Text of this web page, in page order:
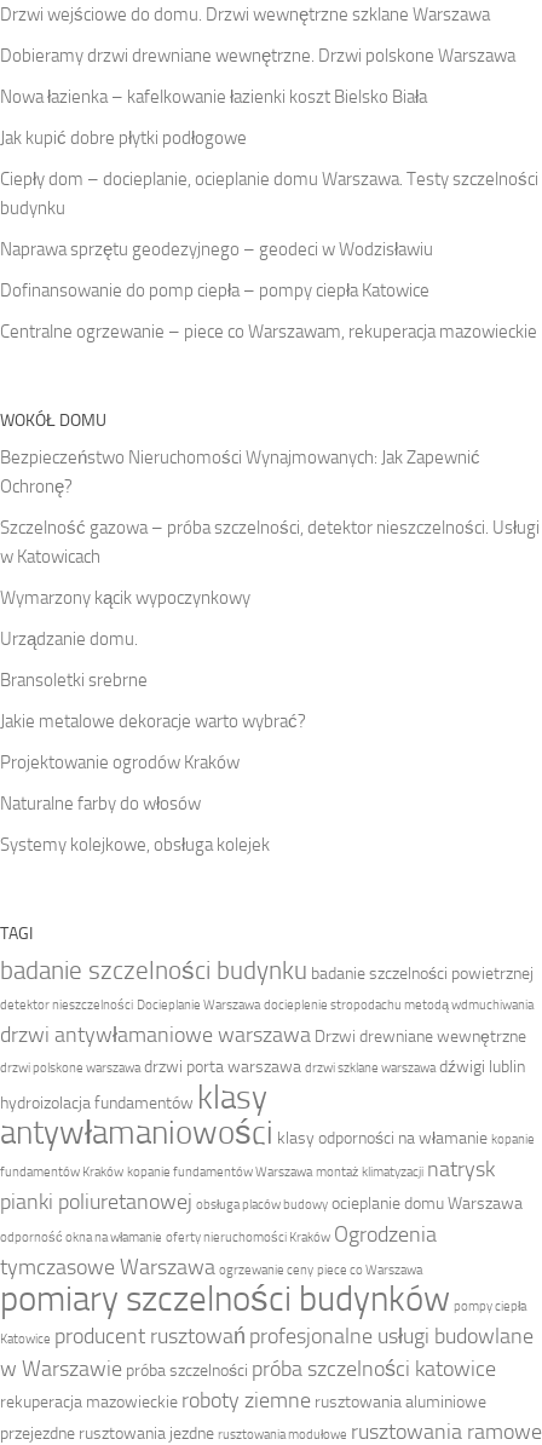
Drzwi wejściowe do domu. Drzwi wewnętrzne szklane Warszawa
Dobieramy drzwi drewniane wewnętrzne. Drzwi polskone Warszawa
Nowa łazienka – kafelkowanie łazienki koszt Bielsko Biała
Jak kupić dobre płytki podłogowe
Ciepły dom – docieplanie, ocieplanie domu Warszawa. Testy szczelności
budynku
Naprawa sprzętu geodezyjnego – geodeci w Wodzisławiu
Dofinansowanie do pomp ciepła – pompy ciepła Katowice
Centralne ogrzewanie – piece co Warszawam, rekuperacja mazowieckie
WOKÓŁ DOMU
Bezpieczeństwo Nieruchomości Wynajmowanych: Jak Zapewnić
Ochronę?
Szczelność gazowa – próba szczelności, detektor nieszczelności. Usługi
w Katowicach
Wymarzony kącik wypoczynkowy
Urządzanie domu.
Bransoletki srebrne
Jakie metalowe dekoracje warto wybrać?
Projektowanie ogrodów Kraków
Naturalne farby do włosów
Systemy kolejkowe, obsługa kolejek
TAGI
badanie szczelności budynku badanie szczelności powietrznej
detektor nieszczelności Docieplanie Warszawa docieplenie stropodachu metodą wdmuchiwania
drzwi antywłamaniowe warszawa Drzwi drewniane wewnętrzne
drzwi polskone warszawa drzwi porta warszawa drzwi szklane warszawa dźwigi lublin
hydroizolacja fundamentów klasy
antywłamaniowości klasy odporności na włamanie kopanie
fundamentów Kraków kopanie fundamentów Warszawa montaż klimatyzacji natrysk
pianki poliuretanowej obsługa placów budowy ocieplanie domu Warszawa
odporność okna na włamanie oferty nieruchomości Kraków Ogrodzenia
tymczasowe Warszawa ogrzewanie ceny piece co Warszawa
pomiary szczelności budynków pompy ciepła
Katowice producent rusztowań profesjonalne usługi budowlane
w Warszawie próba szczelności próba szczelności katowice
rekuperacja mazowieckie roboty ziemne rusztowania aluminiowe
przejezdne rusztowania jezdne rusztowania modułowe rusztowania ramowe